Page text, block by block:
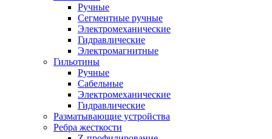
Ручные
Сегментные ручные
Электромеханические
Гидравлические
Электромагнитные
Гильотины
Ручные
Сабельные
Электромеханические
Гидравлические
Разматывающие устройства
Ребра жесткости